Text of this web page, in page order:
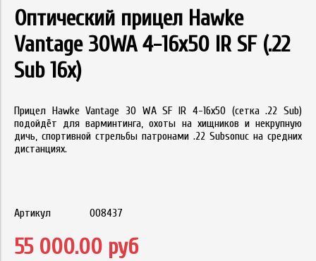
Оптический прицел Hawke
Vantage 30WA 4-16х50 IR SF (.22
Sub 16x)
Прицел Hawke Vantage 30 WA SF IR 4-16х50 (сетка .22 Sub)
подойдёт для варминтинга, охоты на хищников и некрупную
дичь, спортивной стрельбы патронами .22 Subsonuc на средних
дистанциях.
Артикул 008437
55 000.00 руб